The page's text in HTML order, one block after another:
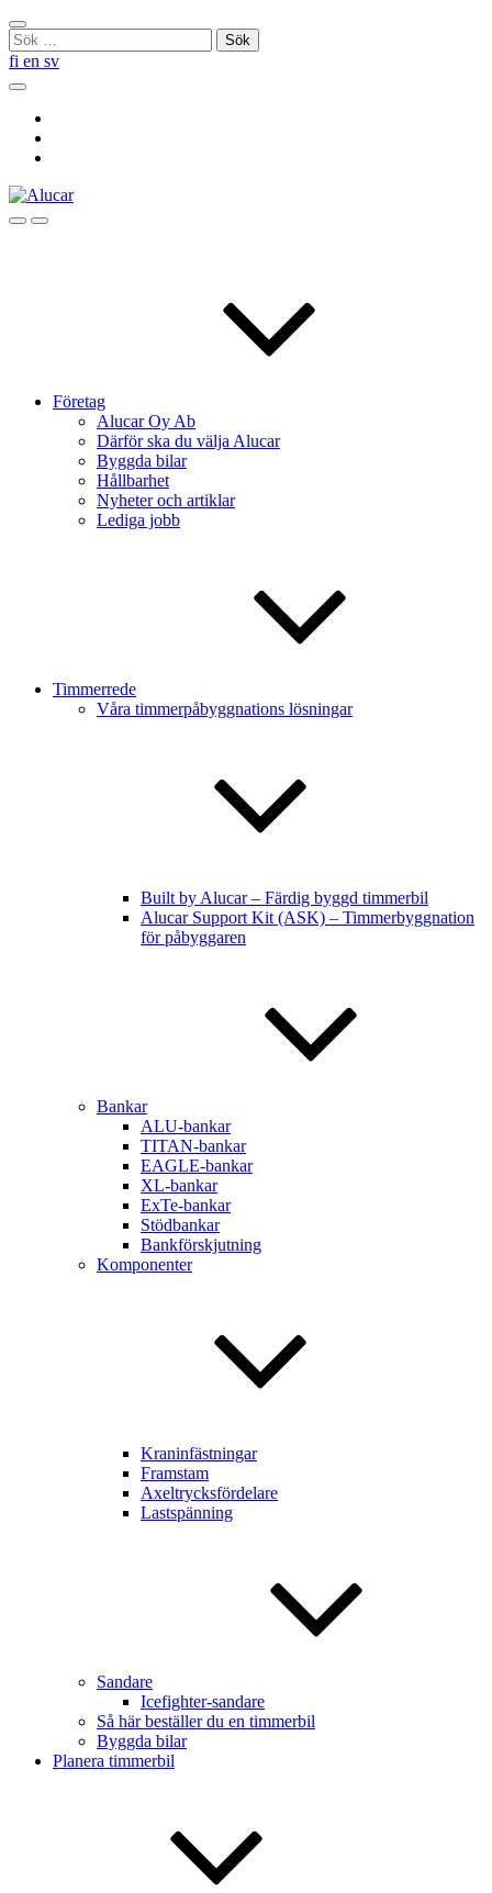
Skip
to
content
Stäng
sökningen
Sök
efter:
fi en sv
Sök
SökMenu
Företag
Alucar Oy Ab
Därför ska du välja Alucar
Byggda bilar
Hållbarhet
Nyheter och artiklar
Lediga jobb
Timmerrede
Våra timmerpåbyggnations lösningar
Built by Alucar – Färdig byggd timmerbil
Alucar Support Kit (ASK) – Timmerbyggnation
för påbyggaren
Bankar
ALU-bankar
TITAN-bankar
EAGLE-bankar
XL-bankar
ExTe-bankar
Stödbankar
Bankförskjutning
Komponenter
Kraninfästningar
Framstam
Axeltrycksfördelare
Lastspänning
Sandare
Icefighter-sandare
Så här beställer du en timmerbil
Byggda bilar
Planera timmerbil